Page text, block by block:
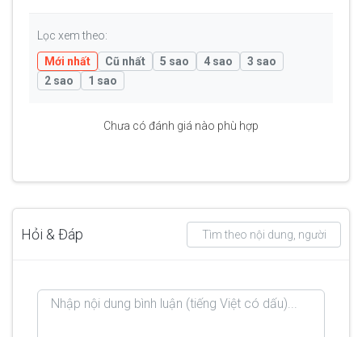
Lọc xem theo:
Mới nhất
Cũ nhất 5 sao 4 sao
3 sao
2 sao
1 sao
Chưa có đánh giá nào phù hợp
Hỏi & Đáp